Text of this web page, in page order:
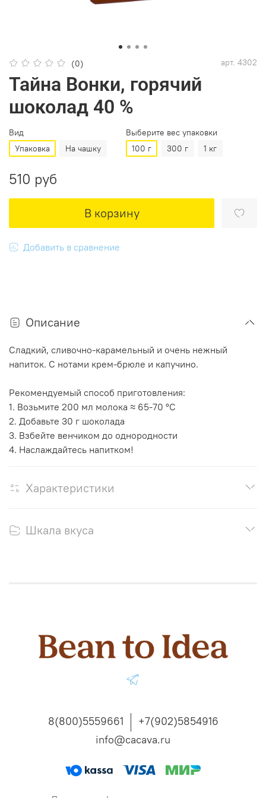
(0) арт. 4302
Тайна Вонки, горячий
шоколад 40 %
Вид
Упаковка
На чашку
Выберите вес упаковки
100 г
300 г 1 кг
510 руб
В корзину
Добавить в сравнение
Описание
Сладкий, сливочно-карамельный и очень нежный
напиток. С нотами крем-брюле и капучино.
Рекомендуемый способ приготовления:
1. Возьмите 200 мл молока ≈ 65-70 °С
2. Добавьте 30 г шоколада
3. Взбейте венчиком до однородности
4. Наслаждайтесь напитком!
Характеристики
Шкала вкуса
8(800)5559661
+7(902)5854916
info@cacava.ru